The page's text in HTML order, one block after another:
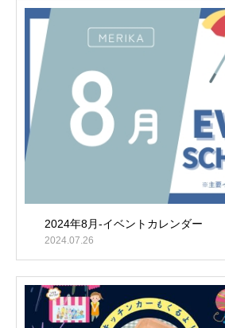
2024年8月-イベントカレンダー
2024.07.26